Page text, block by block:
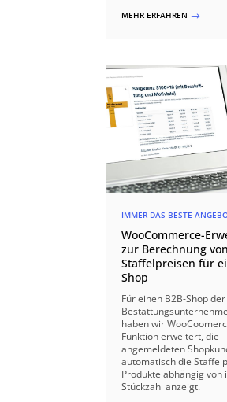
MEHR ERFAHREN $
IMMER DAS BESTE
WooCommerce-
zur Berechnung von
Staffelpreisen für
Shop
Für einen B2B-Shop
haben wir
Funktion erweitert, die
angemeldeten
automatisch die
Produkte abhängig von
Stückzahl anzeigt.